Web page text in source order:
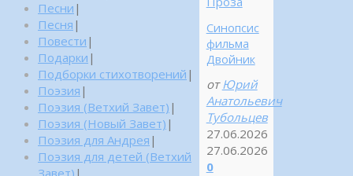
Синопсис
фильма
Двойник
от Юрий
Анатольевич
Тубольцев
27.06.2026
27.06.2026
0
Песни |
Песня |
Повести |
Подарки |
Подборки стихотворений |
Поэзия |
Поэзия (Ветхий Завет) |
Поэзия (Новый Завет) |
Поэзия для Андрея |
Поэзия для детей (Ветхий
Завет) |